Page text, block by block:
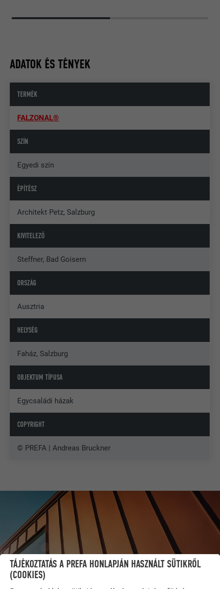
ADATOK ÉS TÉNYEK
TERMÉK
FALZONAL®
SZÍN
Egyedi szín
ÉPÍTÉSZ
Architekt Petz, Salzburg
KIVITELEZŐ
Steffner, Bad Goisern
ORSZÁG
Ausztria
HELYSÉG
Faház, Salzburg
OBJEKTUM TÍPUSA
Egycsaládi házak
COPYRIGHT
© PREFA | Andreas Bruckner
TÁJÉKOZTATÁS A PREFA HONLAPJÁN HASZNÁLT SÜTIKRŐL
(COOKIES)